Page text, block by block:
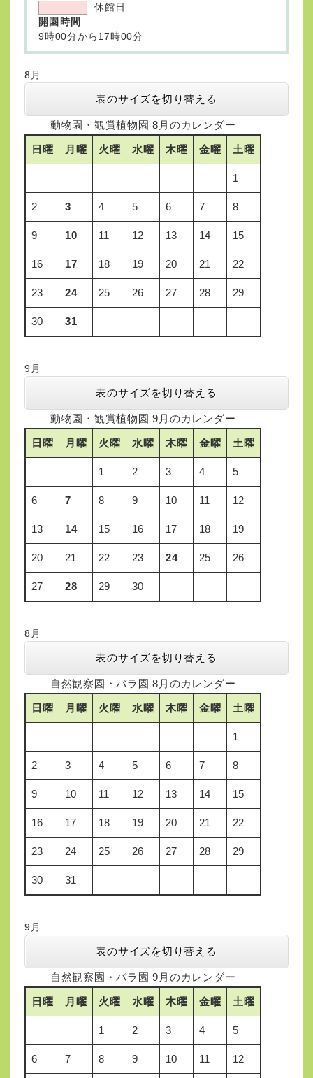
休館日
開園時間
9時00分から17時00分
8月
表のサイズを切り替える
動物園・観賞植物園 8月のカレンダー
日曜 月曜 火曜 水曜 木曜 金曜 土曜
1
2 3 4 5 6 7 8
9 10 11 12 13 14 15
16 17 18 19 20 21 22
23 24 25 26 27 28 29
30 31
9月
表のサイズを切り替える
動物園・観賞植物園 9月のカレンダー
日曜 月曜 火曜 水曜 木曜 金曜 土曜
1 2 3 4 5
6 7 8 9 10 11 12
13 14 15 16 17 18 19
20 21 22 23 24 25 26
27 28 29 30
8月
表のサイズを切り替える
自然観察園・バラ園 8月のカレンダー
日曜 月曜 火曜 水曜 木曜 金曜 土曜
1
2 3 4 5 6 7 8
9 10 11 12 13 14 15
16 17 18 19 20 21 22
23 24 25 26 27 28 29
30 31
9月
表のサイズを切り替える
自然観察園・バラ園 9月のカレンダー
日曜 月曜 火曜 水曜 木曜 金曜 土曜
1 2 3 4 5
6 7 8 9 10 11 12